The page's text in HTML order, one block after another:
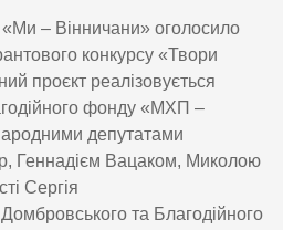
– Вінничани» оголосило
конкурсу «Твори
проєкт реалізовується
фонду «МХП –
депутатами
Геннадієм Вацаком, Миколою
Сергія
та Благодійного